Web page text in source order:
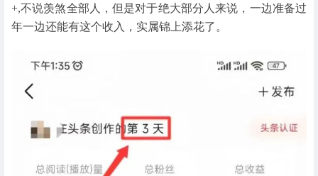
+,不说羡煞全部人，但是对于绝大部分人来说，一边准备过
年一边还能有这个收入，实属锦上添花了。